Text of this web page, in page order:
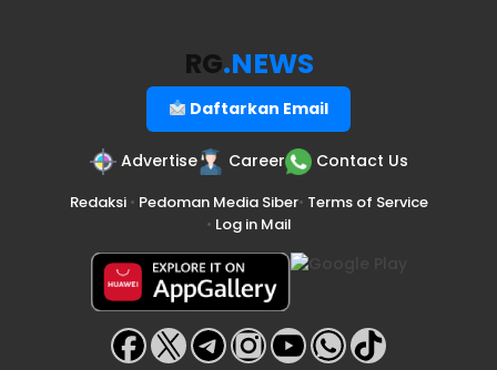
RG.NEWS
Daftarkan Email
Advertise Career Contact Us
Redaksi• Pedoman Media Siber• Terms of Service
• Log in Mail